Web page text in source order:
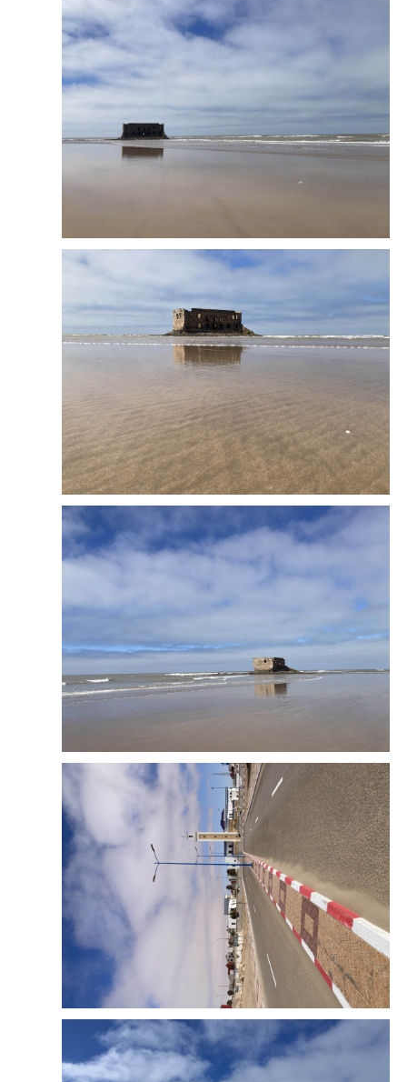
摩洛哥皇家航空公司的就比较麻烦了，需要根据航
班号去找值机的柜台，磕磕巴巴的英语办理托运。
起飞的时候，还是一片绿色，等到接近西撒哈拉的
时候，窗外已经是茫茫黄沙了。尽头处那一抹就是
大西洋了。